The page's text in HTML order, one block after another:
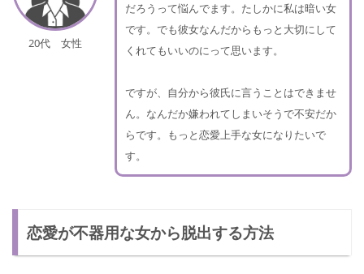
20代 女性
だろうって悩んでます。たしかに私は暗い女
です。でも彼女なんだからもっと大切にして
くれてもいいのにって思います。
ですが、自分から彼氏に言うことはできませ
ん。なんだか嫌われてしまいそうで不安だか
らです。もっと恋愛上手な女になりたいで
す。
恋愛が不器用な女から脱出する方法